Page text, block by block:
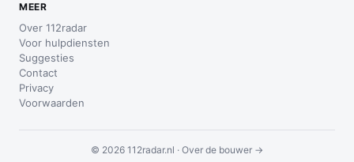
MEER
Over 112radar
Voor hulpdiensten
Suggesties
Contact
Privacy
Voorwaarden
© 2026 112radar.nl · Over de bouwer →